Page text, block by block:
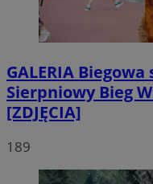
GALERIA Biegowa
Sierpniowy Bieg
[ZDJĘCIA]
189